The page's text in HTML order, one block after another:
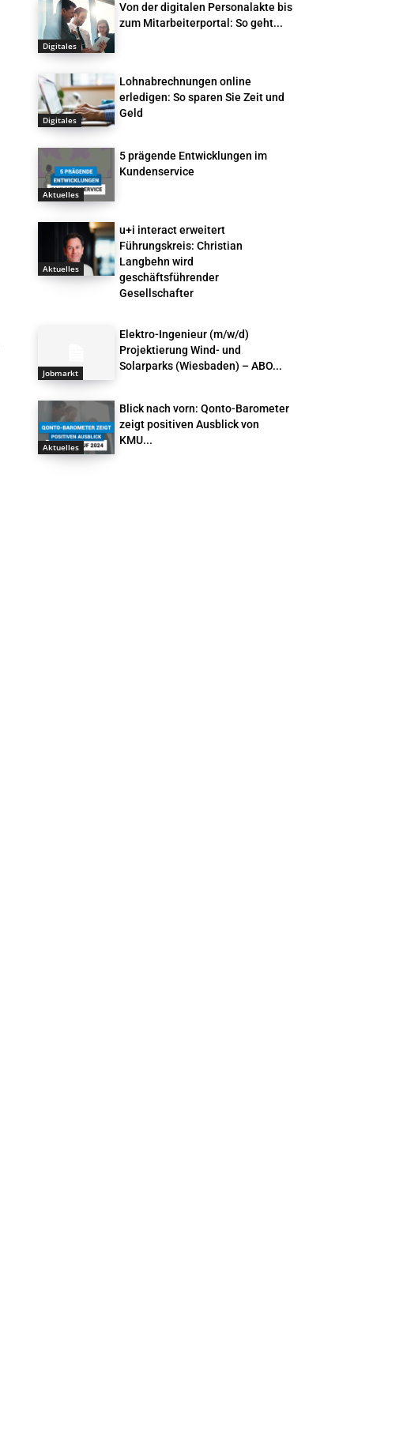
Digitales
Von der digitalen Personalakte bis
zum Mitarbeiterportal: So geht...
Digitales
Lohnabrechnungen online
erledigen: So sparen Sie Zeit und
Geld
Aktuelles
5 prägende Entwicklungen im
Kundenservice
Aktuelles
u+i interact erweitert
Führungskreis: Christian
Langbehn wird
geschäftsführender
Gesellschafter
Jobmarkt
Elektro-Ingenieur (m/w/d)
Projektierung Wind- und
Solarparks (Wiesbaden) – ABO...
Aktuelles
Blick nach vorn: Qonto-Barometer
zeigt positiven Ausblick von
KMU...